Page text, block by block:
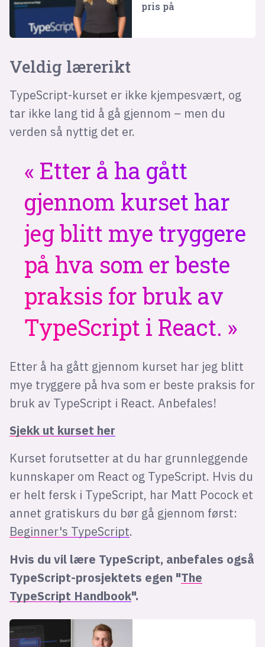
pris på
Veldig lærerikt
TypeScript-kurset er ikke kjempesvært, og
tar ikke lang tid å gå gjennom – men du
verden så nyttig det er.
Etter å ha gått
gjennom kurset har
jeg blitt mye tryggere
på hva som er beste
praksis for bruk av
TypeScript i React.
Etter å ha gått gjennom kurset har jeg blitt
mye tryggere på hva som er beste praksis for
bruk av TypeScript i React. Anbefales!
Sjekk ut kurset her
Kurset forutsetter at du har grunnleggende
kunnskaper om React og TypeScript. Hvis du
er helt fersk i TypeScript, har Matt Pocock et
annet gratiskurs du bør gå gjennom først:
Beginner's TypeScript.
Hvis du vil lære TypeScript, anbefales også
TypeScript-prosjektets egen "The
TypeScript Handbook".